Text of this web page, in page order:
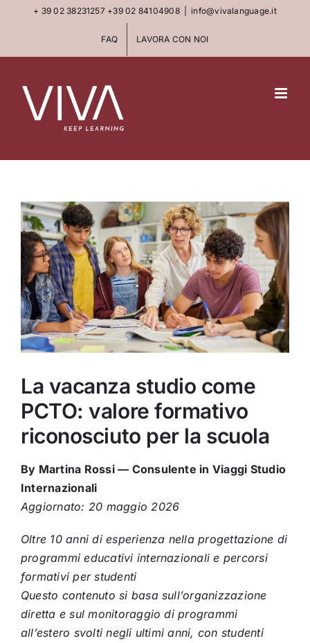
+ 39 02 38231257 +39 02 84104908 info@vivalanguage.it
FAQ LAVORA CON NOI
View
Larger
Image
La vacanza studio come
PCTO: valore formativo
riconosciuto per la scuola
By Martina Rossi — Consulente in Viaggi Studio
Internazionali
Aggiornato: 20 maggio 2026
Oltre 10 anni di esperienza nella progettazione di
programmi educativi internazionali e percorsi
formativi per studenti
Questo contenuto si basa sull’organizzazione
diretta e sul monitoraggio di programmi
all’estero svolti negli ultimi anni, con studenti